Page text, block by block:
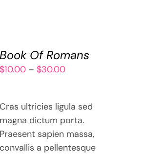
Book Of Romans
$10.00 – $30.00Price
through
$30.00
Cras ultricies ligula sed
magna dictum porta.
Praesent sapien massa,
convallis a pellentesque